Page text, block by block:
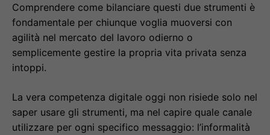
Comprendere come bilanciare questi due strumenti è
fondamentale per chiunque voglia muoversi con
agilità nel mercato del lavoro odierno o
semplicemente gestire la propria vita privata senza
intoppi.
La vera competenza digitale oggi non risiede solo nel
saper usare gli strumenti, ma nel capire quale canale
utilizzare per ogni specifico messaggio: l’informalità